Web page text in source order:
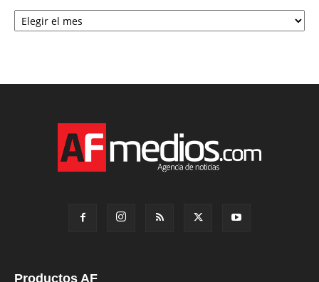
Archivo
Productos AF